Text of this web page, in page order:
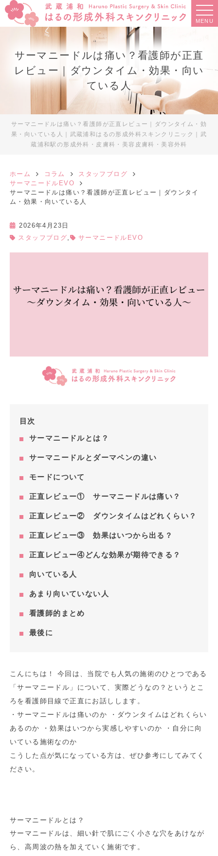
MENU
サーマニードルは痛い？看護師が正直
レビュー｜ダウンタイム・効果・向い
ている人
サーマニードルは痛い？看護師が正直レビュー｜ダウンタイム・効
果・向いている人｜武蔵浦和はるの形成外科スキンクリニック｜武
蔵浦和駅の形成外科・皮膚科・美容皮膚科・美容外科
ホーム コラム
スタッフブログ
サーマニードルEVO
サーマニードルは痛い？看護師が正直レビュー｜ダウンタイ
ム・効果・向いている人
2026年4月23日
スタッフブログ
サーマニードルEVO
目次
サーマニードルとは？
サーマニードルとダーマペンの違い
モードについて
正直レビュー① サーマニードルは痛い？
正直レビュー② ダウンタイムはどれくらい？
正直レビュー③ 効果はいつから出る？
正直レビュー④どんな効果が期待できる？
向いている人
あまり向いていない人
看護師的まとめ
最後に
こんにちは！ 今回は、当院でも人気の施術のひとつである
「サーマニードル」について、実際どうなの？というとこ
ろを看護師目線で正直にお話しします。
・サーマニードルは痛いのか ・ダウンタイムはどれくらい
あるのか ・効果はいつから実感しやすいのか ・自分に向
いている施術なのか
こうした点が気になっている方は、ぜひ参考にしてみてく
ださい。
サーマニードルとは？
サーマニードルは、細い針で肌にごく小さな穴をあけなが
ら、高周波の熱を加えていく施術です。